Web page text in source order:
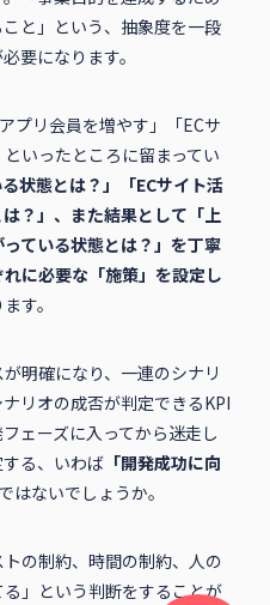
と」という、抽象度を一段
要になります。
プリ会員を増やす」「ECサ
いったところに留まってい
状態とは？」「ECサイト活
？」、また結果として「上
ている状態とは？」を丁寧
に必要な「施策」を設定し
す。
明確になり、一連のシナリ
リオの成否が判定できるKPI
ェーズに入ってから迷走し
る、いわば「開発成功に向
はないでしょうか。
の制約、時間の制約、人の
」という判断をすることが